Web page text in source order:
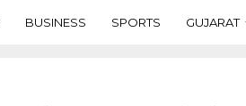
BUSINESS SPORTS GUJARAT